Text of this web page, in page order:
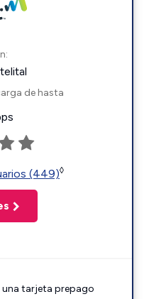
de hasta
(449)◊
tarjeta prepago